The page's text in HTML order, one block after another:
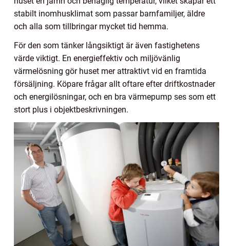
stabilt inomhusklimat som passar barnfamiljer, äldre
och alla som tillbringar mycket tid hemma.
För den som tänker långsiktigt är även fastighetens
värde viktigt. En energieffektiv och miljövänlig
värmelösning gör huset mer attraktivt vid en framtida
försäljning. Köpare frågar allt oftare efter driftkostnader
och energilösningar, och en bra värmepump ses som ett
stort plus i objektbeskrivningen.